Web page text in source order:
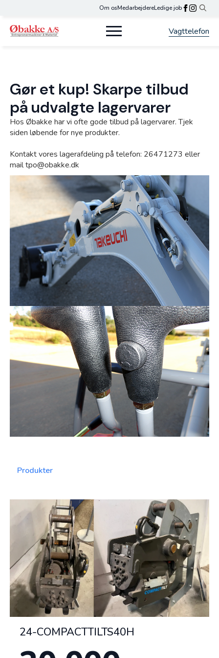
Om osMedarbejdereLedige job
for:
Webshop
Kramp
Granit Parts
Vagttelefon
Gør et kup! Skarpe tilbud
på udvalgte lagervarer
Hos Øbakke har vi ofte gode tilbud på lagervarer. Tjek
siden løbende for nye produkter.
Kontakt vores lagerafdeling på telefon: 26471273 eller
mail tpo@obakke.dk
Produkter
24-COMPACTTILTS40H